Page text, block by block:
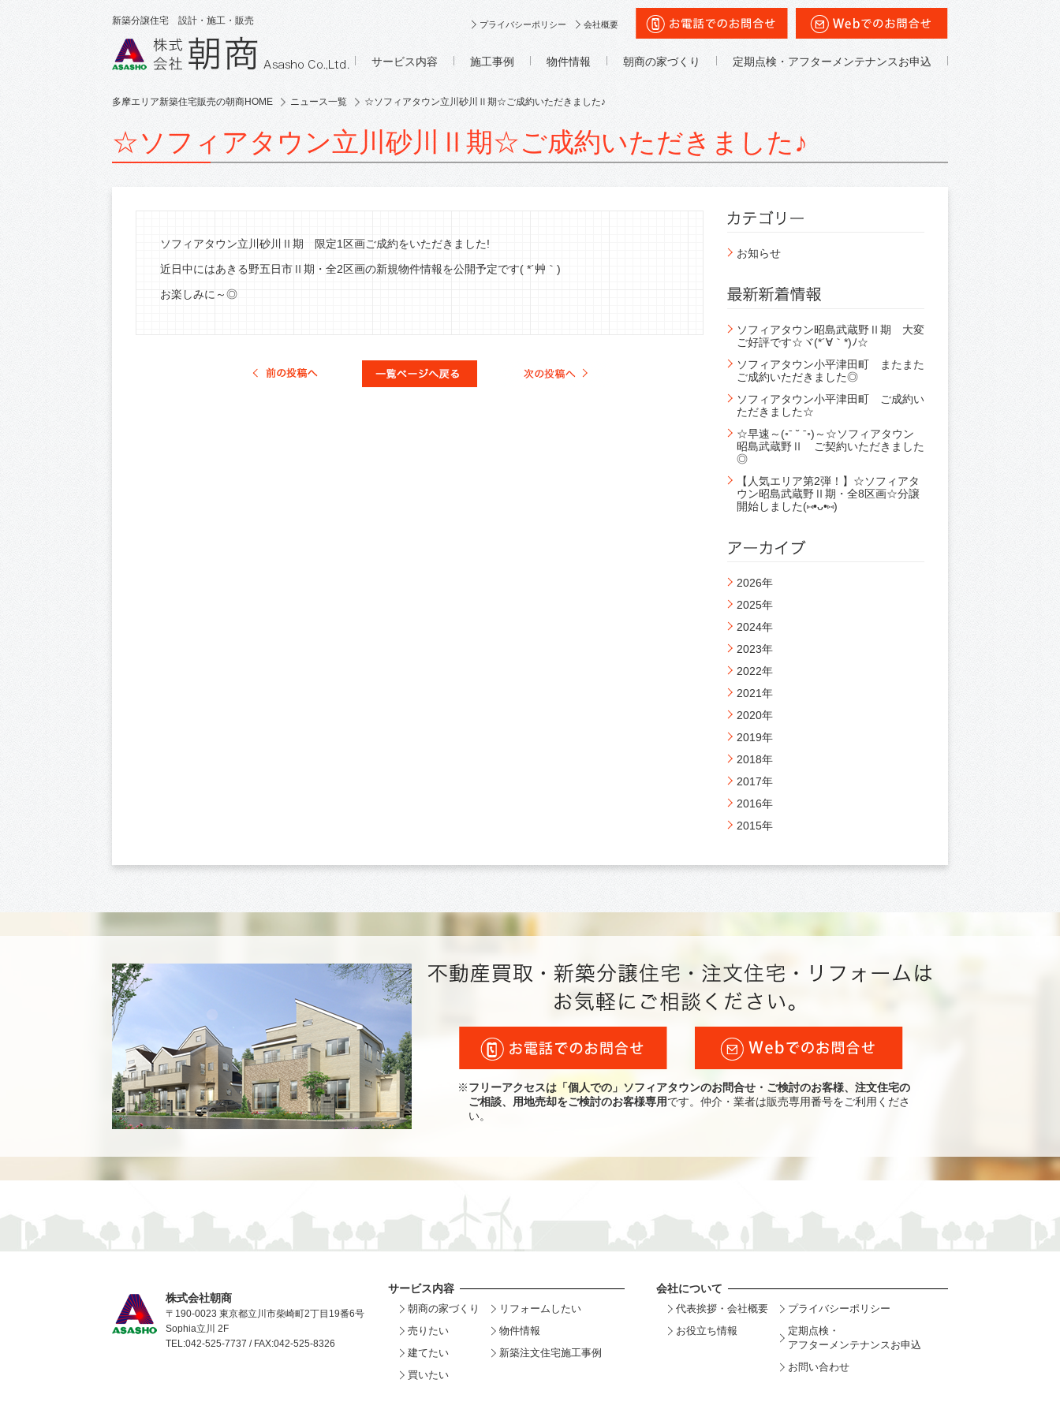
新築分譲住宅 設計・施工・販売 プライバシーポリシー 会社概要
サービス内容 施工事例 物件情報 朝商の家づくり 定期点検・アフターメンテナンスお申込
多摩エリア新築住宅販売の朝商HOME ニュース一覧 ☆ソフィアタウン立川砂川Ⅱ期☆ご成約いただきました♪
☆ソフィアタウン立川砂川Ⅱ期☆ご成約いただきました♪
ソフィアタウン立川砂川Ⅱ期 限定1区画ご成約をいただきました!
近日中にはあきる野五日市Ⅱ期・全2区画の新規物件情報を公開予定です( *´艸｀)
お楽しみに～◎
お知らせ
ソフィアタウン昭島武蔵野Ⅱ期 大変
ご好評です☆ヾ(*´∀｀*)ﾉ☆
ソフィアタウン小平津田町 またまた
ご成約いただきました◎
ソフィアタウン小平津田町 ご成約い
ただきました☆
☆早速～(◦ˉ ˘ ˉ◦)～☆ソフィアタウン
昭島武蔵野Ⅱ ご契約いただきました
◎
【人気エリア第2弾！】☆ソフィアタ
ウン昭島武蔵野Ⅱ期・全8区画☆分譲
開始しました(⑅•ᴗ•⑅)
2026年
2025年
2024年
2023年
2022年
2021年
2020年
2019年
2018年
2017年
2016年
2015年
※フリーアクセスは「個人での」ソフィアタウンのお問合せ・ご検討のお客様、注文住宅の
ご相談、用地売却をご検討のお客様専用です。仲介・業者は販売専用番号をご利用くださ
い。
株式会社朝商
〒190-0023 東京都立川市柴崎町2丁目19番6号
Sophia立川 2F
TEL:042-525-7737 / FAX:042-525-8326
サービス内容
朝商の家づくり
売りたい
建てたい
買いたい
リフォームしたい
物件情報
新築注文住宅施工事例
会社について
代表挨拶・会社概要
お役立ち情報
プライバシーポリシー
定期点検・
アフターメンテナンスお申込
お問い合わせ